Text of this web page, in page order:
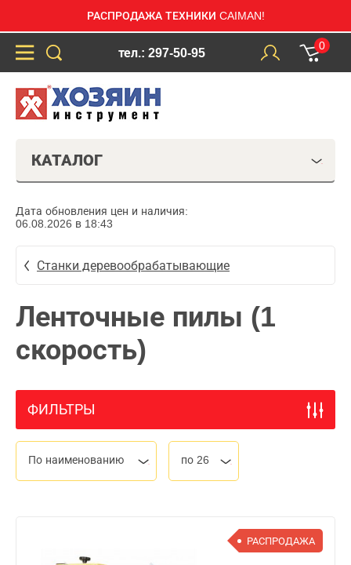
РАСПРОДАЖА ТЕХНИКИ CAIMAN!
тел.: 297-50-95
0
КАТАЛОГ
Дата обновления цен и наличия:
06.08.2026 в 18:43
Станки деревообрабатывающие
Ленточные пилы (1
скорость)
ФИЛЬТРЫ
По наименованию по 26
РАСПРОДАЖА